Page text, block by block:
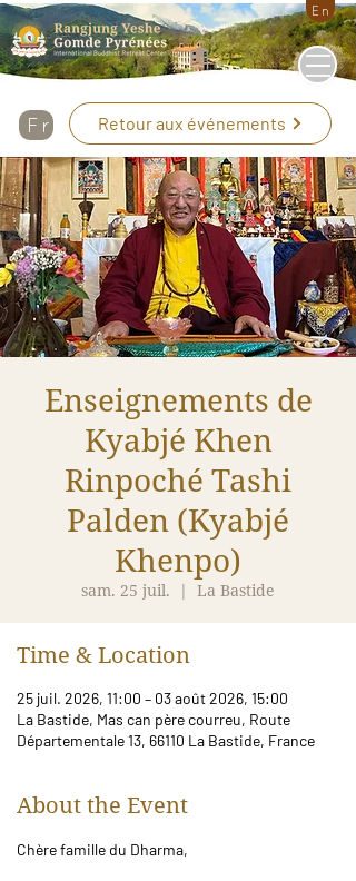
En
Fr Retour aux événements
Enseignements de
Kyabjé Khen
Rinpoché Tashi
Palden (Kyabjé
Khenpo)
sam. 25 juil.
  |
La Bastide
Time & Location
25 juil. 2026, 11:00 – 03 août 2026, 15:00
La Bastide, Mas can père courreu, Route
Départementale 13, 66110 La Bastide, France
About the Event
Chère famille du Dharma,